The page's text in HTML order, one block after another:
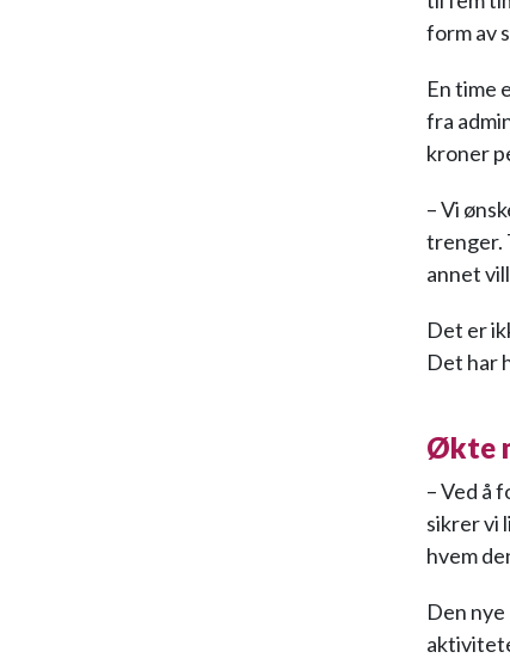
form av
En time
fra
kroner
– Vi
trenger.
annet
Det er
Det har
Økte
– Ved å
sikrer vi
hvem
Den